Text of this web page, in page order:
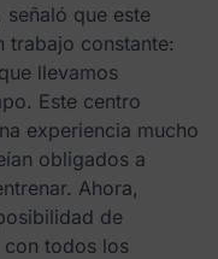
que este
trabajo constante:
llevamos
Este centro
experiencia mucho
obligados a
Ahora,
de
todos los